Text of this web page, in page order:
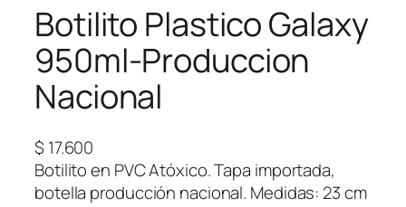
Botilito Plastico Galaxy
950ml-Produccion
Nacional
$ 17.600
Botilito en PVC Atóxico. Tapa importada,
botella producción nacional. Medidas: 23 cm